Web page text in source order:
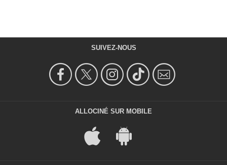
SUIVEZ-NOUS
ALLOCINÉ SUR MOBILE